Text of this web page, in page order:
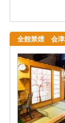
全館禁煙 会津